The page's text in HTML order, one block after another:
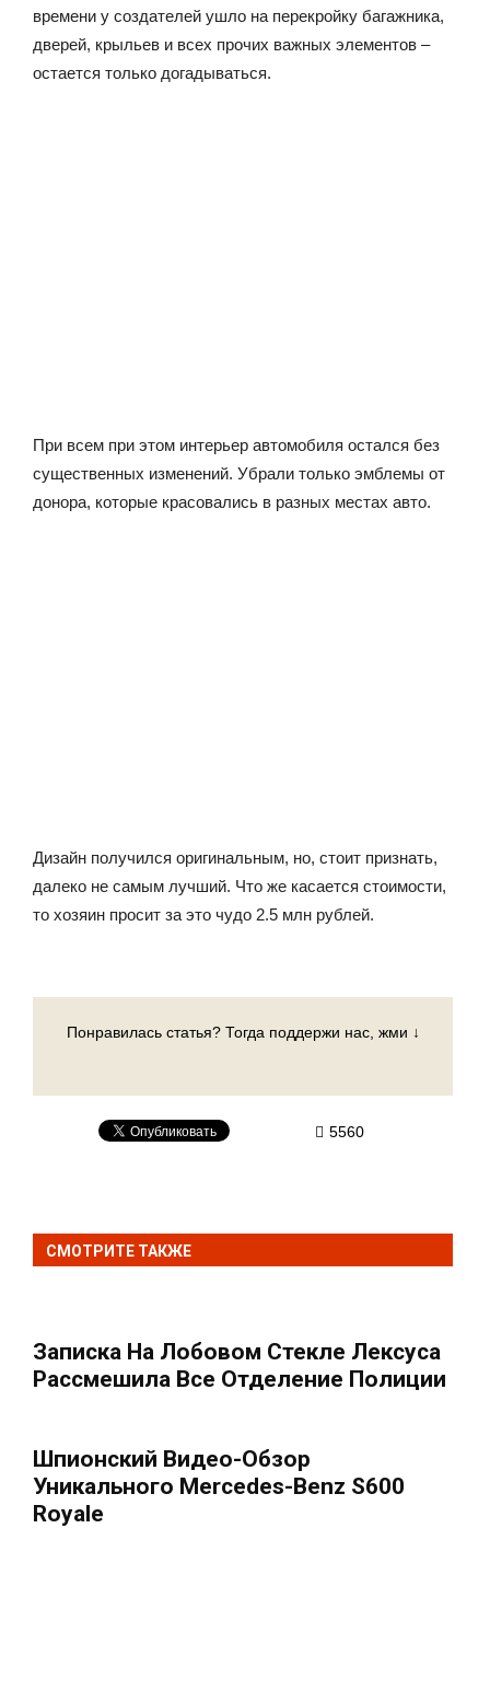
времени у создателей ушло на перекройку багажника,
дверей, крыльев и всех прочих важных элементов –
остается только догадываться.
При всем при этом интерьер автомобиля остался без
существенных изменений. Убрали только эмблемы от
донора, которые красовались в разных местах авто.
Дизайн получился оригинальным, но, стоит признать,
далеко не самым лучший. Что же касается стоимости,
то хозяин просит за это чудо 2.5 млн рублей.
Понравилась статья? Тогда поддержи нас, жми ↓
5560
СМОТРИТЕ ТАКЖЕ
Записка На Лобовом Стекле Лексуса
Рассмешила Все Отделение Полиции
Шпионский Видео-Обзор
Уникального Mercedes-Benz S600
Royale